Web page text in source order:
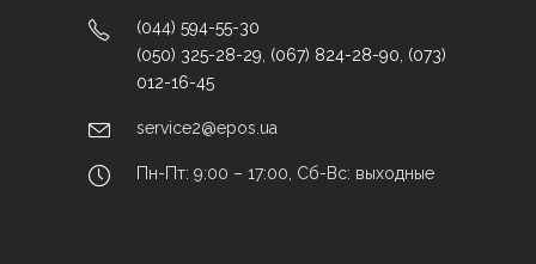
(044) 594-55-30
(050) 325-28-29 (067) 824-28-90 (073)
012-16-45
service2@epos.ua
Пн-Пт: 9:00 – 17:00, Сб-Вс: выходные